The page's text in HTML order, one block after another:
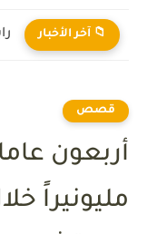
📁 آخر الأخبار
قصص
أربعون
مليونيراً